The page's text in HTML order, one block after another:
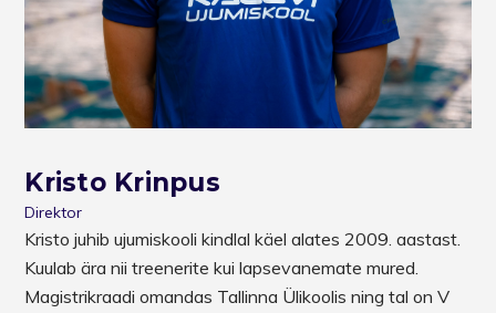
Kristo Krinpus
Direktor
Kristo juhib ujumiskooli kindlal käel alates 2009. aastast.
Kuulab ära nii treenerite kui lapsevanemate mured.
Magistrikraadi omandas Tallinna Ülikoolis ning tal on V